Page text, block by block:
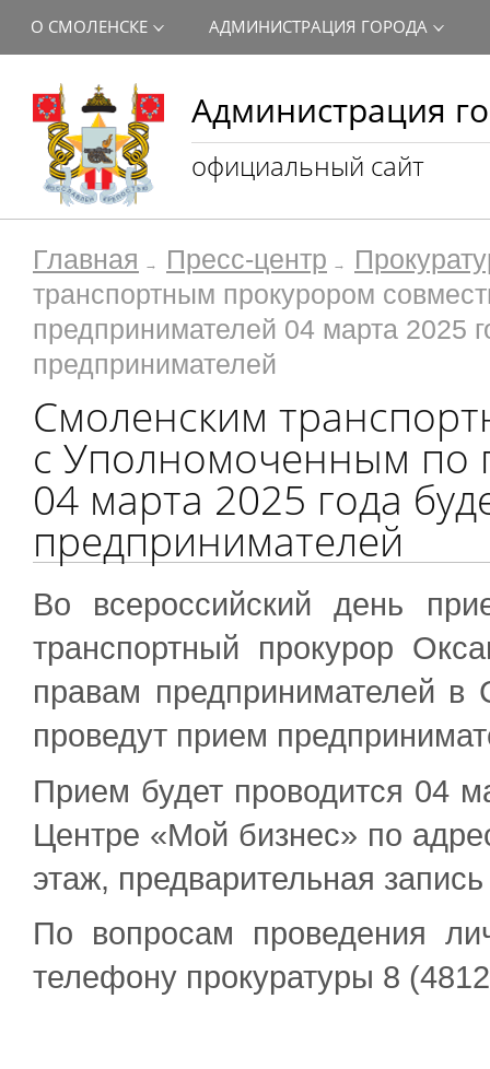
Администрация
официальный сайт
О СМОЛЕНСКЕ АДМИНИСТРАЦИЯ ГОРОДА
Главная Пресс-центр
транспортным прокурором
предпринимателей 04 марта 2025
предпринимателей
Смоленским
с Уполномоченным по
04 марта 2025 года
предпринимателей
Во всероссийский день
транспортный прокурор
правам предпринимателей
проведут прием
Прием будет проводится 04
Центре «Мой бизнес» по
этаж, предварительная
По вопросам проведения
телефону прокуратуры 8